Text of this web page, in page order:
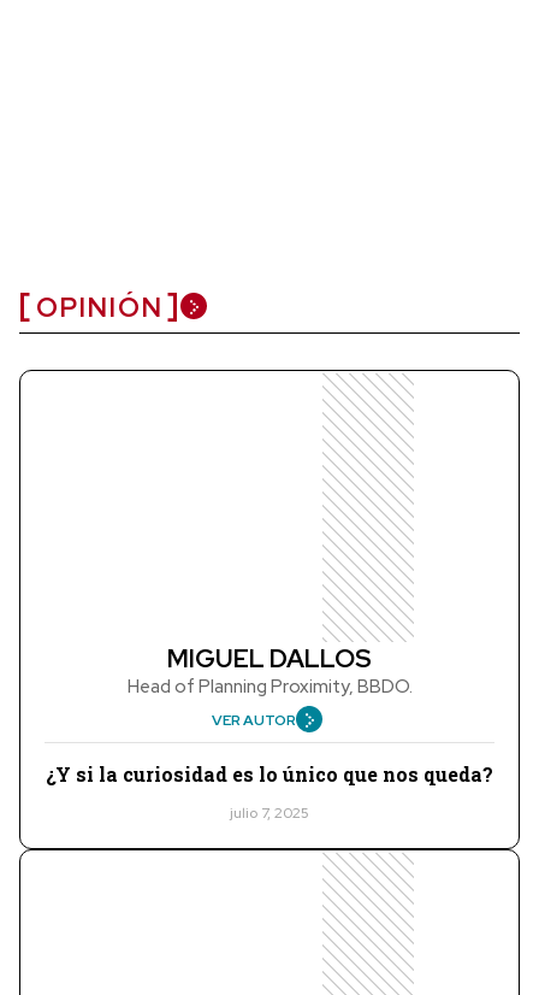
OPINIÓN
MIGUEL DALLOS
Head of Planning Proximity, BBDO.
VER AUTOR
¿Y si la curiosidad es lo único que nos queda?
julio 7, 2025